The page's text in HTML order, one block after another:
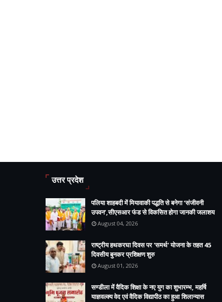
उत्तर प्रदेश
पलिया शाहबदी में मियावाकी पद्धति से बनेगा ‘संजीवनी
उपवन’,सीएसआर फंड से विकसित होगा जानकी जलाशय
August 04, 2026
राष्ट्रीय हथकरघा दिवस पर 'समर्थ' योजना के तहत 45
दिवसीय बुनकर प्रशिक्षण शुरु
August 01, 2026
सण्डीला में वैदिक शिक्षा के नए युग का शुभारम्भ, महर्षि
याज्ञवल्क्य वेद एवं वैदिक विद्यापीठ का हुआ शिलान्यास